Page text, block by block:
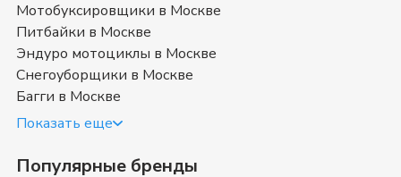
Купить снегоуборщик Zimani в
Москве
Снегоуборочные машины (снегоочиститель,
снегоуборочник) Зимани — техника, приспособленная для
(измельчение и выброс). Различают профессиональные и
Мотобуксировщики в Москве
Питбайки в Москве
Эндуро мотоциклы в Москве
Снегоуборщики в Москве
Багги в Москве
Показать еще
Популярные бренды